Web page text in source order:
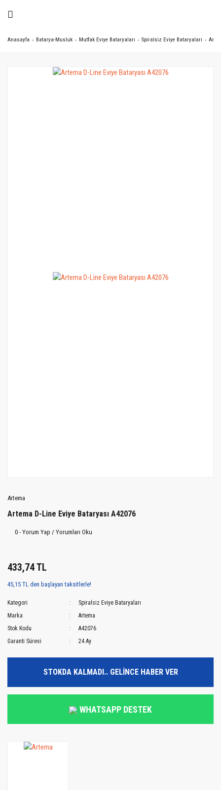
Anasayfa Batarya-Musluk Mutfak Eviye Bataryaları Spiralsiz Eviye Bataryaları
Artema
Artema D-Line Eviye Bataryası A42076
0 - Yorum Yap / Yorumları Oku
433,74 TL
45,15 TL den başlayan taksitlerle!
Kategori
Spiralsiz Eviye Bataryaları
Marka
Artema
Stok Kodu
A42076
Garanti Süresi
24 Ay
STOKDA KALMADI.. GELİNCE HABER VER
WHATSAPP DESTEK